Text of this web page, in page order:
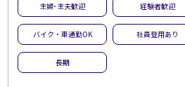
主婦･主夫歓迎 経験者歓迎
バイク・車通勤OK 社員登用あり
長期